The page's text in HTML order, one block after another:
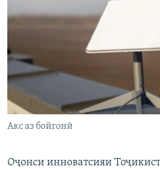
Акс аз бойгонӣ
Оҷонси инноватсияи